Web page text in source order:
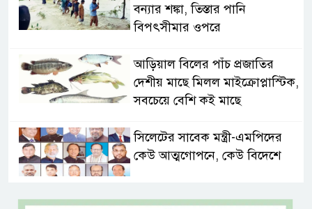
বন্যার শঙ্কা, তিস্তার পানি
বিপৎসীমার ওপরে
আড়িয়াল বিলের পাঁচ প্রজাতির
দেশীয় মাছে মিলল মাইক্রোপ্লাস্টিক,
সবচেয়ে বেশি কই মাছে
সিলেটের সাবেক মন্ত্রী-এমপিদের
কেউ আত্মগোপনে, কেউ বিদেশে
দিল্লিতে শেখ হাসিনার সংবাদমাধ্যমে